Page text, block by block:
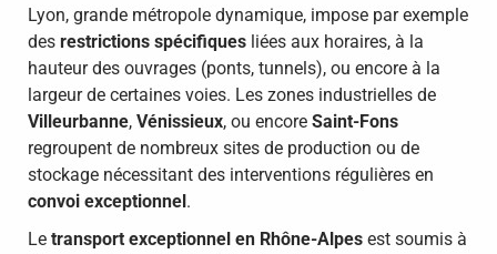
Lyon, grande métropole dynamique, impose par exemple
des restrictions spécifiques liées aux horaires, à la
hauteur des ouvrages (ponts, tunnels), ou encore à la
largeur de certaines voies. Les zones industrielles de
Villeurbanne, Vénissieux, ou encore Saint-Fons
regroupent de nombreux sites de production ou de
stockage nécessitant des interventions régulières en
convoi exceptionnel.
Le transport exceptionnel en Rhône-Alpes est soumis à